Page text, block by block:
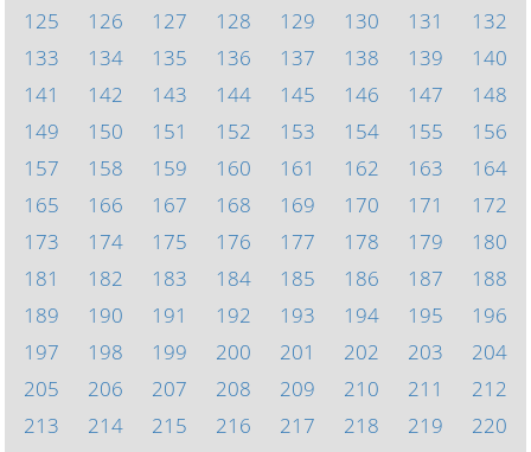
125
126 127 128 129 130 131
132
133
134 135 136 137 138 139
140
141
142 143 144 145 146 147
148
149
150 151 152 153 154 155
156
157
158 159 160 161 162 163
164
165
166 167 168 169 170 171
172
173
174 175 176 177 178 179
180
181
182 183 184 185 186 187
188
189
190 191 192 193 194 195
196
197
198 199 200 201 202 203
204
205
206 207 208 209 210 211
212
213
214 215 216 217 218 219
220